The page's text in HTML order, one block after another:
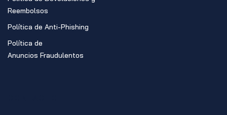
Reembolsos
Política de Anti-Phishing
Política de
Anuncios Fraudulentos